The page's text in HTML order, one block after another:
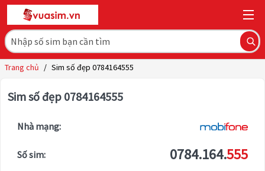
Trang chủ / Sim số đẹp 0784164555
Sim số đẹp 0784164555
Nhà mạng:
Số sim: 0784.164.555